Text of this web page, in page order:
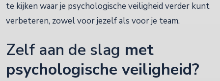
te kijken waar je psychologische veiligheid verder kunt
verbeteren, zowel voor jezelf als voor je team.
Zelf aan de slag met
psychologische veiligheid?